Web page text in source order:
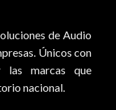
de Audio
Únicos con
las marcas que
nacional.